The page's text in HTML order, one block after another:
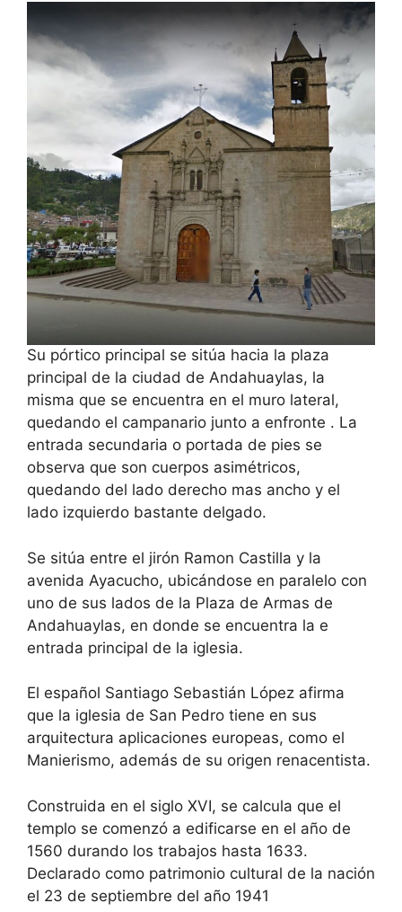
Su pórtico principal se sitúa hacia la plaza
principal de la ciudad de Andahuaylas, la
misma que se encuentra en el muro lateral,
quedando el campanario junto a enfronte . La
entrada secundaria o portada de pies se
observa que son cuerpos asimétricos,
quedando del lado derecho mas ancho y el
lado izquierdo bastante delgado.
Se sitúa entre el jirón Ramon Castilla y la
avenida Ayacucho, ubicándose en paralelo con
uno de sus lados de la Plaza de Armas de
Andahuaylas, en donde se encuentra la e
entrada principal de la iglesia.
El español Santiago Sebastián López afirma
que la iglesia de San Pedro tiene en sus
arquitectura aplicaciones europeas, como el
Manierismo, además de su origen renacentista.
Construida en el siglo XVI, se calcula que el
templo se comenzó a edificarse en el año de
1560 durando los trabajos hasta 1633.
Declarado como patrimonio cultural de la nación
el 23 de septiembre del año 1941